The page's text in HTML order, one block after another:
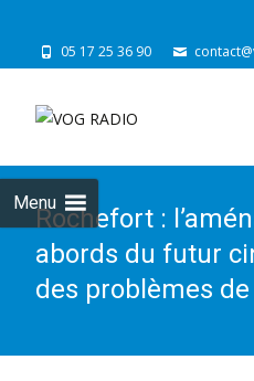
05 17 25 36 90
Menu
Rochefort :
abords du futur
des problèmes